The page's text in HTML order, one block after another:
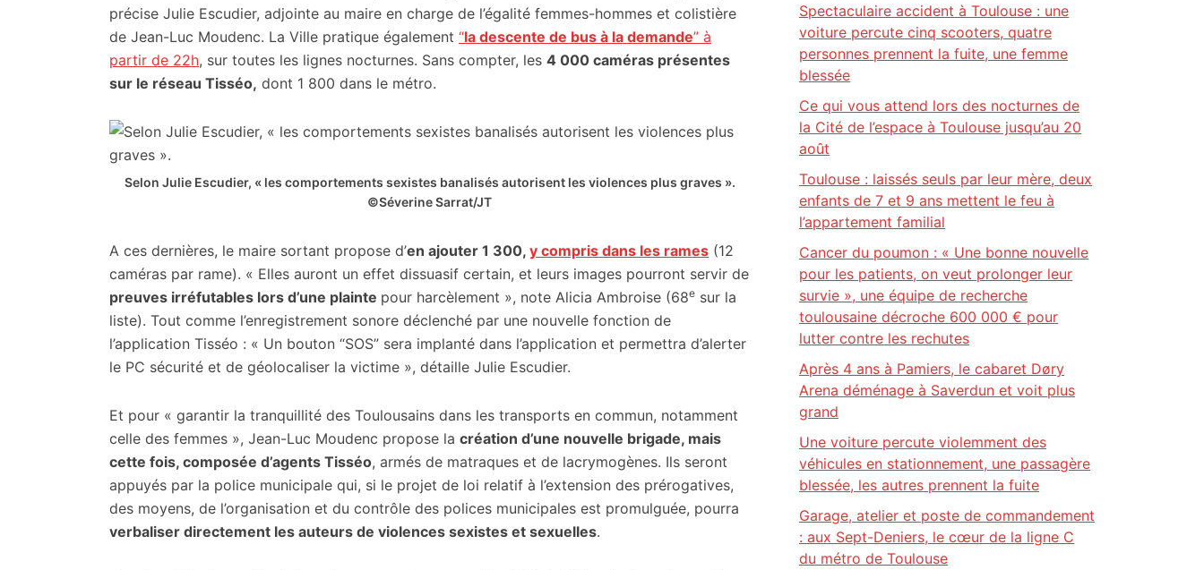
précise Julie Escudier, adjointe au maire en charge de l’égalité femmes-hommes et colistière
de Jean-Luc Moudenc. La Ville pratique également “la descente de bus à la demande” à
partir de 22h, sur toutes les lignes nocturnes. Sans compter, les 4 000 caméras présentes
sur le réseau Tisséo, dont 1 800 dans le métro.
Selon Julie Escudier, « les comportements sexistes banalisés autorisent les violences plus graves ».
©Séverine Sarrat/JT
A ces dernières, le maire sortant propose d’en ajouter 1 300, y compris dans les rames (12
caméras par rame). « Elles auront un effet dissuasif certain, et leurs images pourront servir de
preuves irréfutables lors d’une plainte pour harcèlement », note Alicia Ambroise (68e sur la
liste). Tout comme l’enregistrement sonore déclenché par une nouvelle fonction de
l’application Tisséo : « Un bouton “SOS” sera implanté dans l’application et permettra d’alerter
le PC sécurité et de géolocaliser la victime », détaille Julie Escudier.
Et pour « garantir la tranquillité des Toulousains dans les transports en commun, notamment
celle des femmes », Jean-Luc Moudenc propose la création d’une nouvelle brigade, mais
cette fois, composée d’agents Tisséo, armés de matraques et de lacrymogènes. Ils seront
appuyés par la police municipale qui, si le projet de loi relatif à l’extension des prérogatives,
des moyens, de l’organisation et du contrôle des polices municipales est promulguée, pourra
verbaliser directement les auteurs de violences sexistes et sexuelles.
Spectaculaire accident à Toulouse : une
voiture percute cinq scooters, quatre
personnes prennent la fuite, une femme
blessée
Ce qui vous attend lors des nocturnes de
la Cité de l’espace à Toulouse jusqu’au 20
août
Toulouse : laissés seuls par leur mère, deux
enfants de 7 et 9 ans mettent le feu à
l’appartement familial
Cancer du poumon : « Une bonne nouvelle
pour les patients, on veut prolonger leur
survie », une équipe de recherche
toulousaine décroche 600 000 € pour
lutter contre les rechutes
Après 4 ans à Pamiers, le cabaret Døry
Arena déménage à Saverdun et voit plus
grand
Une voiture percute violemment des
véhicules en stationnement, une passagère
blessée, les autres prennent la fuite
Garage, atelier et poste de commandement
: aux Sept-Deniers, le cœur de la ligne C
du métro de Toulouse